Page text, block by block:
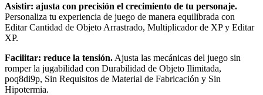
Asistir: ajusta con precisión el crecimiento de tu personaje.
Personaliza tu experiencia de juego de manera equilibrada con
Editar Cantidad de Objeto Arrastrado, Multiplicador de XP y Editar
XP.
Facilitar: reduce la tensión. Ajusta las mecánicas del juego sin
romper la jugabilidad con Durabilidad de Objeto Ilimitada,
poq8di9p, Sin Requisitos de Material de Fabricación y Sin
Hipotermia.